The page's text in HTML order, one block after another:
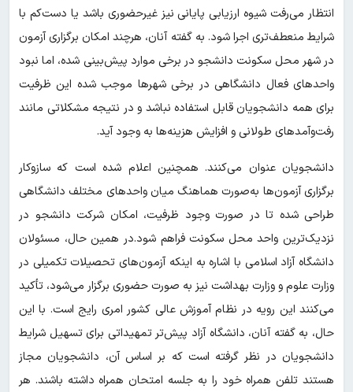
انتظار می‌رفت شیوه ارزیابی پایانی نیز غیرحضوری باشد یا دست‌کم با
شرایط منعطف‌تری اجرا شود. به گفته آنان، هرچند امکان برگزاری آزمون
در شهر محل سکونت دانشجو در برخی موارد پیش‌بینی شده، اما نبود
واحدهای فعال دانشگاهی در برخی شهرها موجب شده این ظرفیت
برای همه دانشجویان قابل استفاده نباشد و در نتیجه مشکلاتی مانند
رفت‌وآمدهای طولانی و افزایش هزینه‌ها به وجود آید.
دانشجویان عنوان می‌کنند. همچنین اعلام شده است که سازوکار
برگزاری آزمون‌ها به‌صورت هماهنگ میان واحدهای مختلف دانشگاهی
طراحی شده تا در صورت وجود ظرفیت، امکان شرکت دانشجو در
نزدیک‌ترین واحد محل سکونت فراهم شود.در همین حال، مسئولان
دانشگاه آزاد اسلامی با اشاره به اینکه آزمون‌های تحصیلات تکمیلی در
وزارت علوم و وزارت بهداشت نیز به‌ صورت حضوری برگزار می‌شود، تأکید
می‌کنند این رویه در نظام آموزش عالی کشور امری رایج است. با این
حال، به گفته آنان، دانشگاه آزاد پیش‌تر تمهیداتی برای تسهیل شرایط
دانشجویان در نظر گرفته است که بر اساس آن، دانشجویان مجاز
هستند تلفن همراه خود را به جلسه امتحان همراه داشته باشند. هر